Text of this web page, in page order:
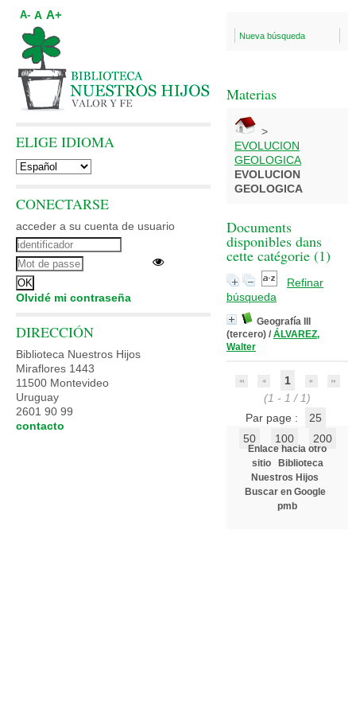
Nueva búsqueda
Materias
>
EVOLUCION
GEOLOGICA
EVOLUCION
GEOLOGICA
Documents
disponibles dans
cette catégorie (1)
Refinar
búsqueda
Geografía III
(tercero) / ÁLVAREZ,
Walter
1
(1 - 1 / 1)
Par page :
25
50
100 200
Enlace hacia otro
sitio
Biblioteca
Nuestros Hijos
Buscar en Google
pmb
A- A A+
ELIGE IDIOMA
CONECTARSE
acceder a su cuenta de usuario
Olvidé mi contraseña
DIRECCIÓN
Biblioteca Nuestros Hijos
Miraflores 1443
11500 Montevideo
Uruguay
2601 90 99
contacto